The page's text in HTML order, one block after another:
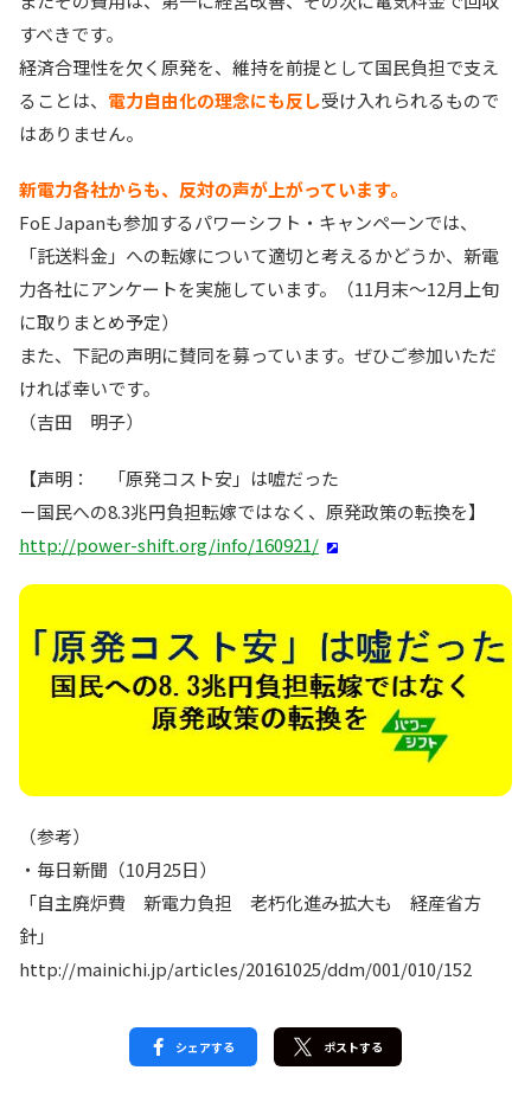
すべきです。
経済合理性を欠く原発を、維持を前提として国民負担で支え
ることは、 電力自由化の理念にも反し受け入れられるもので
はありません。
新電力各社からも、反対の声が上がっています。
FoE Japanも参加するパワーシフト・キャンペーンでは、
「託送料金」への転嫁について適切と考えるかどうか、新電
力各社にアンケートを実施しています。（11月末～12月上旬
に取りまとめ予定）
また、下記の声明に賛同を募っています。ぜひご参加いただ
ければ幸いです。
（吉田 明子）
【声明： 「原発コスト安」は嘘だった
－国民への8.3兆円負担転嫁ではなく、原発政策の転換を】
http://power-shift.org/info/160921/
（参考）
・毎日新聞（10月25日）
「自主廃炉費 新電力負担 老朽化進み拡大も 経産省方
針」
http://mainichi.jp/articles/20161025/ddm/001/010/152
シェアする ポストする